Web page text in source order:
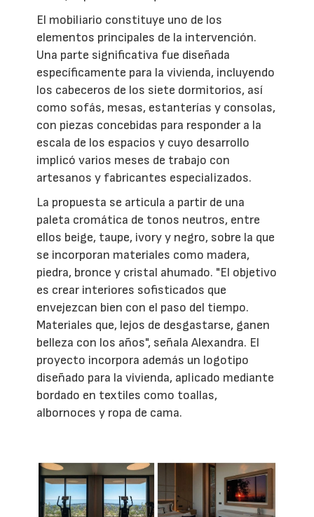
El mobiliario constituye uno de los
elementos principales de la intervención.
Una parte significativa fue diseñada
específicamente para la vivienda, incluyendo
los cabeceros de los siete dormitorios, así
como sofás, mesas, estanterías y consolas,
con piezas concebidas para responder a la
escala de los espacios y cuyo desarrollo
implicó varios meses de trabajo con
artesanos y fabricantes especializados.
La propuesta se articula a partir de una
paleta cromática de tonos neutros, entre
ellos beige, taupe, ivory y negro, sobre la que
se incorporan materiales como madera,
piedra, bronce y cristal ahumado. "El objetivo
es crear interiores sofisticados que
envejezcan bien con el paso del tiempo.
Materiales que, lejos de desgastarse, ganen
belleza con los años", señala Alexandra. El
proyecto incorpora además un logotipo
diseñado para la vivienda, aplicado mediante
bordado en textiles como toallas,
albornoces y ropa de cama.